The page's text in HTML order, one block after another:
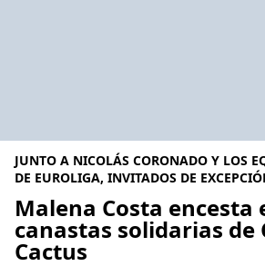
JUNTO A NICOLÁS CORONADO Y LOS
DE EUROLIGA, INVITADOS DE
Malena Costa encesta
canastas solidarias de
Cactus